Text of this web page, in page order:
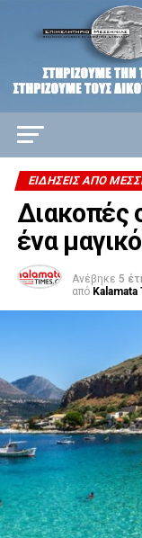
ΕΙΔΉΣΕΙΣ ΑΠΟ
Διακοπές
ένα
Ανέβηκε 5
από